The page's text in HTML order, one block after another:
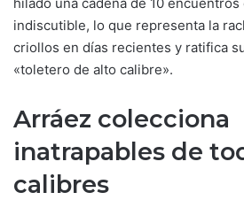
indiscutible, lo que representa la
criollos en días recientes y ratifica
«toletero de alto calibre».
Arráez colecciona
inatrapables de
calibres